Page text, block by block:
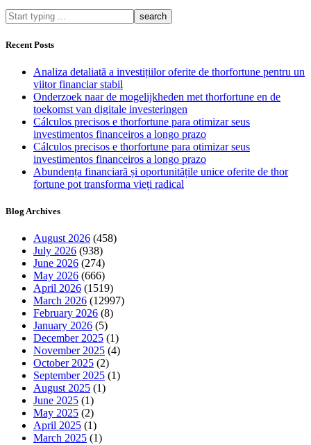
What
are
you
looking
Recent Posts
Analiza detaliată a investițiilor oferite de thorfortune pentru un
viitor financiar stabil
Onderzoek naar de mogelijkheden met thorfortune en de
toekomst van digitale investeringen
Cálculos precisos e thorfortune para otimizar seus
investimentos financeiros a longo prazo
Cálculos precisos e thorfortune para otimizar seus
investimentos financeiros a longo prazo
Abundența financiară și oportunitățile unice oferite de thor
fortune pot transforma vieți radical
Blog Archives
August 2026 (458)
July 2026 (938)
June 2026 (274)
May 2026 (666)
April 2026 (1519)
March 2026 (12997)
February 2026 (8)
January 2026 (5)
December 2025 (1)
November 2025 (4)
October 2025 (2)
September 2025 (1)
August 2025 (1)
June 2025 (1)
May 2025 (2)
April 2025 (1)
March 2025 (1)